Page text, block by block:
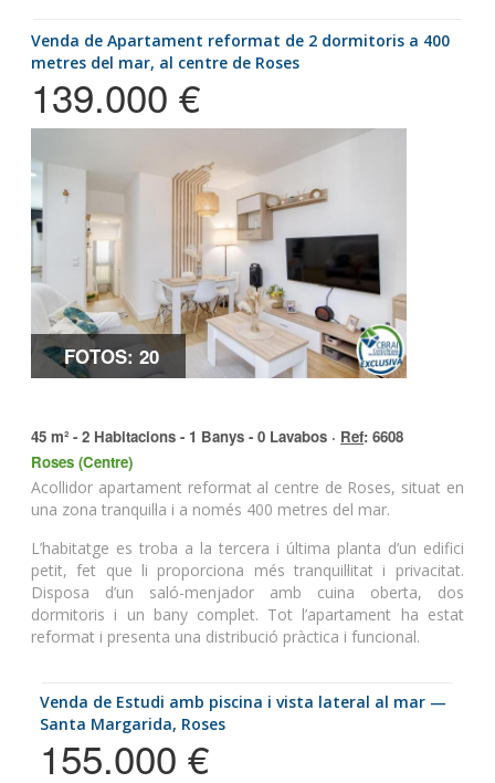
Venda de Apartament reformat de 2 dormitoris a 400
metres del mar, al centre de Roses
139.000 €
FOTOS: 20
45 m² - 2 Habitacions - 1 Banys - 0 Lavabos · Ref: 6608
Roses (Centre)
Acollidor apartament reformat al centre de Roses, situat en
una zona tranquil·la i a només 400 metres del mar.
L’habitatge es troba a la tercera i última planta d’un edifici
petit, fet que li proporciona més tranquil·litat i privacitat.
Disposa d’un saló-menjador amb cuina oberta, dos
dormitoris i un bany complet. Tot l’apartament ha estat
reformat i presenta una distribució pràctica i funcional.
Venda de Estudi amb piscina i vista lateral al mar —
Santa Margarida, Roses
155.000 €